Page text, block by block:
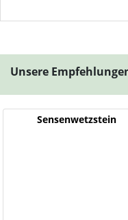
Unsere
Sensenwetzstein